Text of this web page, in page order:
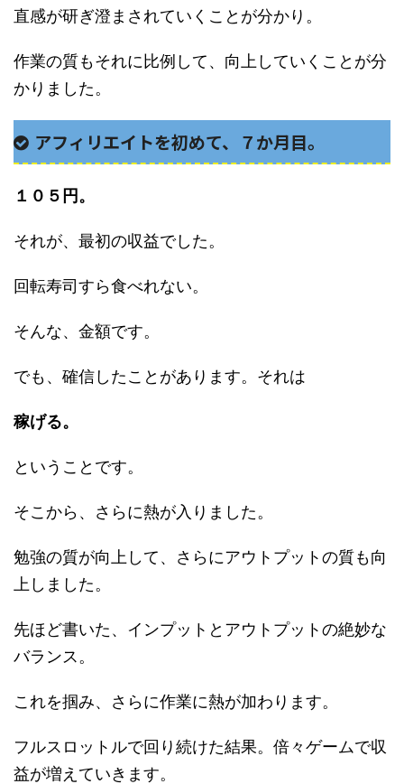
直感が研ぎ澄まされていくことが分かり。
作業の質もそれに比例して、向上していくことが分
かりました。
アフィリエイトを初めて、７か月目。
１０５円。
それが、最初の収益でした。
回転寿司すら食べれない。
そんな、金額です。
でも、確信したことがあります。それは
稼げる。
ということです。
そこから、さらに熱が入りました。
勉強の質が向上して、さらにアウトプットの質も向
上しました。
先ほど書いた、インプットとアウトプットの絶妙な
バランス。
これを掴み、さらに作業に熱が加わります。
フルスロットルで回り続けた結果。倍々ゲームで収
益が増えていきます。